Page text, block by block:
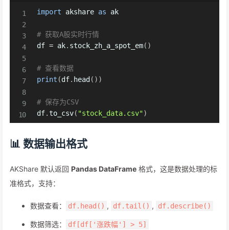
import akshare as ak
# 获取A股实时行情
df = ak. stock_zh_a_spot_em( )
# 查看数据
print (df. head ( ) )
# 保存为CSV
df.to_csv( "stock_data.csv")
📊 数据输出格式
AKShare 默认返回 Pandas DataFrame 格式，这是数据处理的标
准格式，支持：
数据查看： df.head() , df.tail() , df.describe()
数据筛选： df[df['涨跌幅'] > 5]